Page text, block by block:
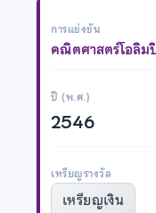
การแข่งขัน
คณิตศาสตร์โอลิม
ปี (พ.ศ.)
2546
เหรียญรางวัล
เหรียญเงิน